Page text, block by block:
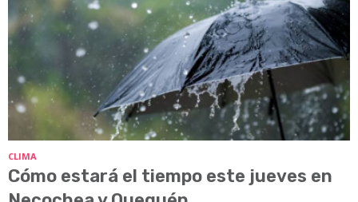
CLIMA
Cómo estará el tiempo este jueves en